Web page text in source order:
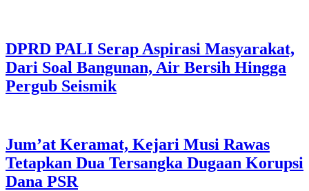
DPRD PALI Serap Aspirasi Masyarakat,
Dari Soal Bangunan, Air Bersih Hingga
Pergub Seismik
Jum’at Keramat, Kejari Musi Rawas
Tetapkan Dua Tersangka Dugaan Korupsi
Dana PSR